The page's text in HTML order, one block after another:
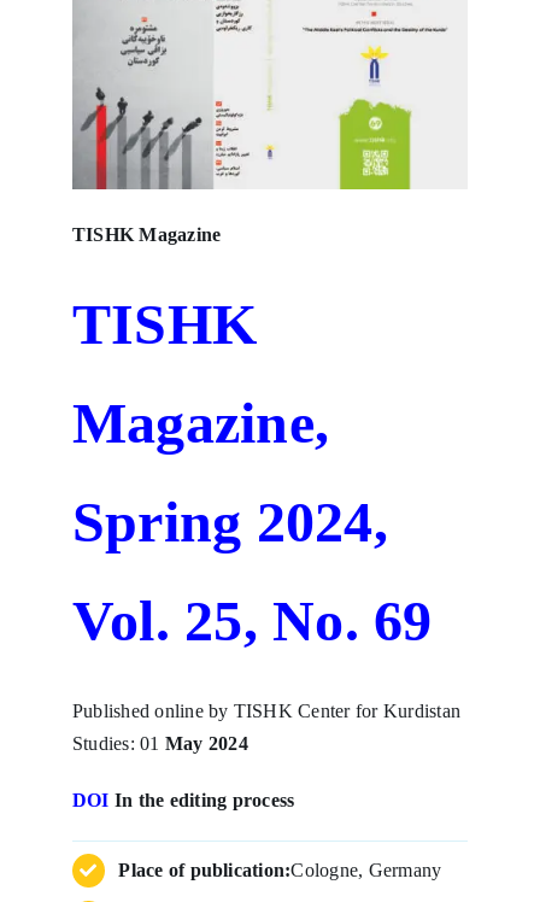
TISHK Magazine
TISHK
Magazine,
Spring 2024,
Vol. 25, No. 69
Published online by TISHK Center for Kurdistan
Studies: 01 May 2024
DOI In the editing process
Place of publication:Cologne, Germany